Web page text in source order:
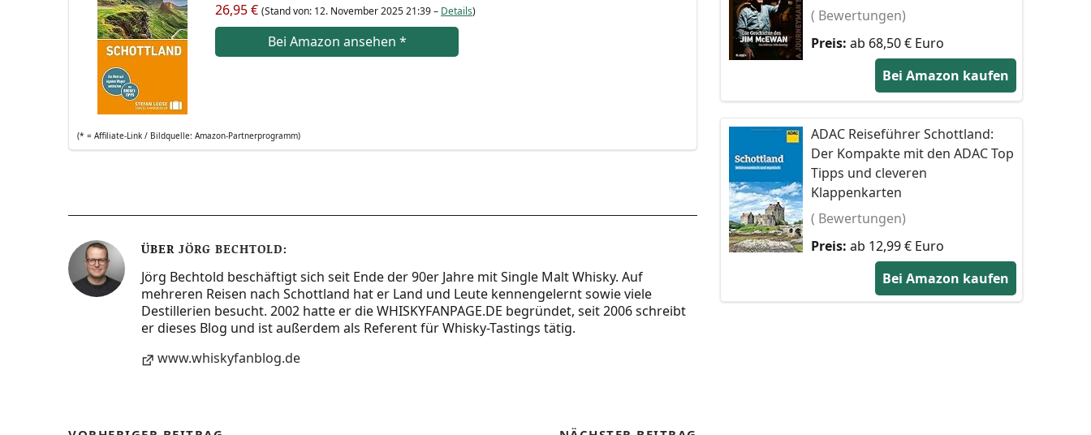
26,95 € (Stand von: 12. Novem­ber 2025 21:39 – Details)
Bei Ama­zon anse­hen *
(* = Affi­lia­te-Link / Bild­quel­le: Amazon-Partnerprogramm)
ÜBER JÖRG BECHTOLD
Jörg Bechtold beschäftigt sich seit Ende der 90er Jahre mit Single Malt Whisky. Auf
mehreren Reisen nach Schottland hat er Land und Leute kennengelernt sowie viele
Destillerien besucht. 2002 hatte er die WHISKYFANPAGE.DE begründet, seit 2006 schreibt
er dieses Blog und ist außerdem als Referent für Whisky-Tastings tätig.
www.whiskyfanblog.de
( Bewertungen)
Preis: ab 68,50 € Euro
Bei Amazon kaufen
ADAC Reiseführer Schottland:
Der Kompakte mit den ADAC Top
Tipps und cleveren
Klappenkarten
( Bewertungen)
Preis: ab 12,99 € Euro
Bei Amazon kaufen